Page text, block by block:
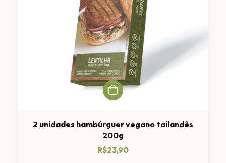
2 unidades hambúrguer vegano tailandês
200g
R$23,90